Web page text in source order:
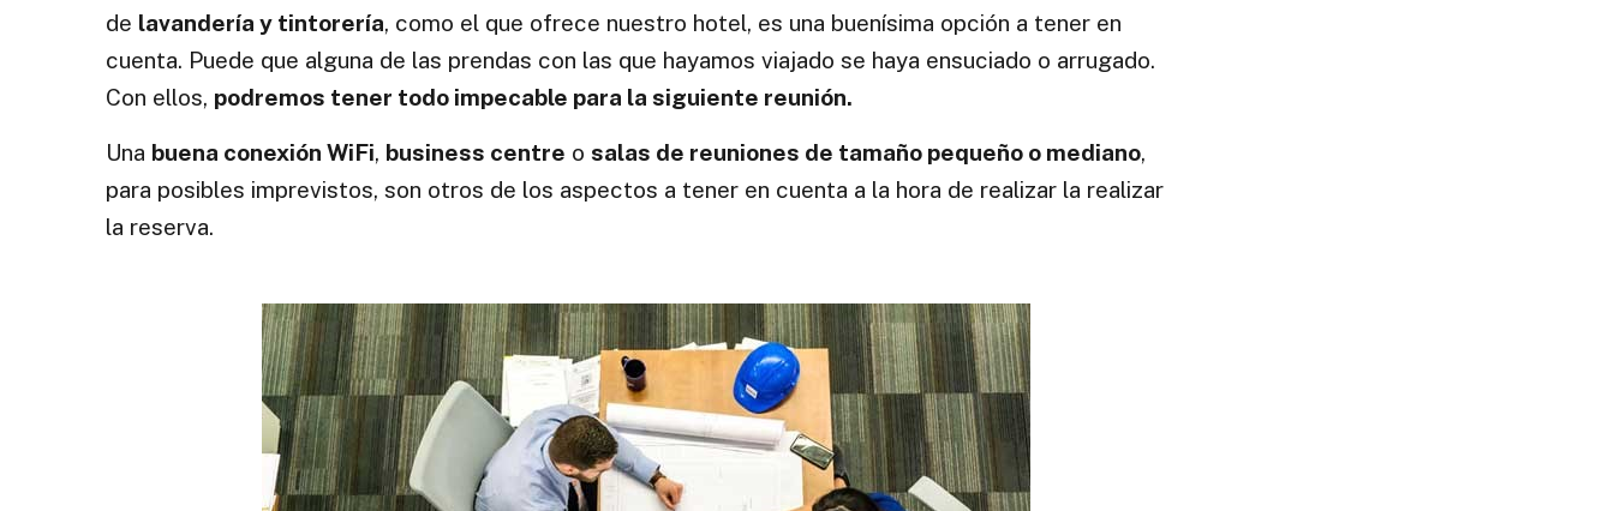
de lavandería y tintorería, como el que ofrece nuestro hotel, es una buenísima opción a tener en
cuenta. Puede que alguna de las prendas con las que hayamos viajado se haya ensuciado o arrugado.
Con ellos, podremos tener todo impecable para la siguiente reunión.
Una buena conexión WiFi, business centre o salas de reuniones de tamaño pequeño o mediano,
para posibles imprevistos, son otros de los aspectos a tener en cuenta a la hora de realizar la realizar
la reserva.